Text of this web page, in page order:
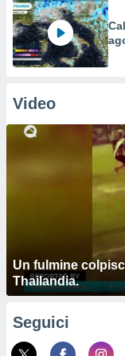
Video
Un fulmine
Thailandia.
Seguici